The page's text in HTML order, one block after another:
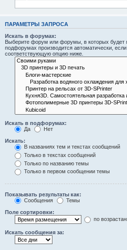
ПАРАМЕТРЫ ЗАПРОСА
Искать в форумах:
Выберите форум или форумы, в которых будет
подфорумах производится автоматически,
соответствующую опцию ниже.
Искать в подфорумах:
Да
Нет
Искать:
В названиях тем и текстах сообщений
Только в текстах сообщений
Только по названию темы
Только в первом сообщении темы
Показывать результаты как:
Сообщения
Темы
Поле сортировки:
по
Искать сообщения за: